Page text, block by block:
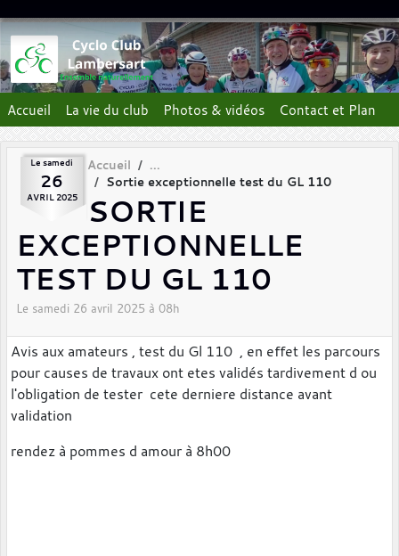
Accueil La vie du club Photos & vidéos Contact et Plan
Le samedi
26
AVRIL 2025
Accueil
Sortie exceptionnelle test du GL 110
SORTIE
EXCEPTIONNELLE
TEST DU GL 110
Le samedi 26 avril 2025 à 08h
Avis aux amateurs , test du Gl 110 , en effet les parcours
pour causes de travaux ont etes validés tardivement d ou
l'obligation de tester cete derniere distance avant
validation
rendez à pommes d amour à 8h00